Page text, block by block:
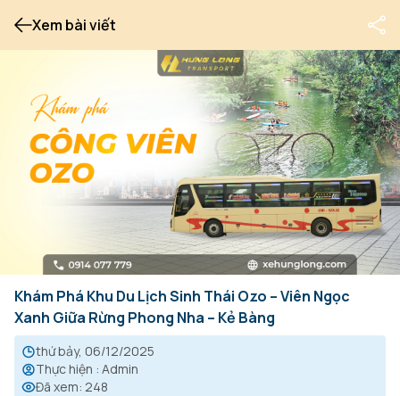
Xem bài viết
Khám Phá Khu Du Lịch Sinh Thái Ozo – Viên Ngọc
Xanh Giữa Rừng Phong Nha – Kẻ Bàng
thứ bảy, 06/12/2025
Thực hiện : Admin
Đã xem: 248